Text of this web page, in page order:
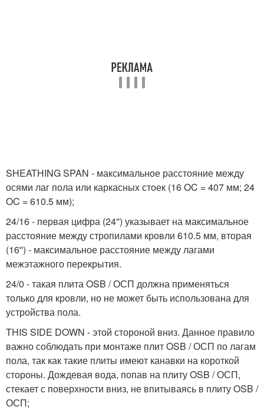
SHEATHING SPAN - максимальное расстояние между
осями лаг пола или каркасных стоек (16 OC = 407 мм; 24
OC = 610.5 мм);
24/16 - первая цифра (24'') указывает на максимальное
расстояние между стропилами кровли 610.5 мм, вторая
(16'') - максимальное расстояние между лагами
межэтажного перекрытия.
24/0 - такая плита OSB / ОСП должна применяться
только для кровли, но не может быть использована для
устройства пола.
THIS SIDE DOWN - этой стороной вниз. Данное правило
важно соблюдать при монтаже плит OSB / ОСП по лагам
пола, так как такие плиты имеют канавки на короткой
стороны. Дождевая вода, попав на плиту OSB / ОСП,
стекает с поверхности вниз, не впитываясь в плиту OSB /
ОСП;